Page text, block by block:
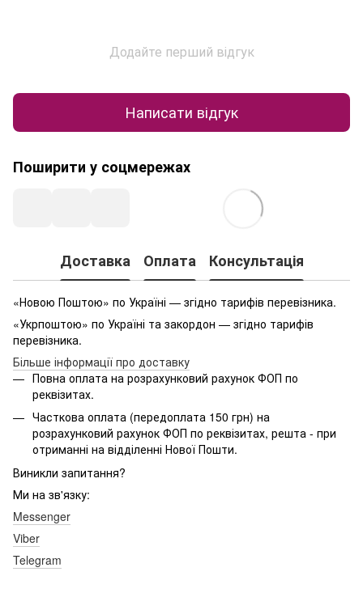
Додайте перший відгук
Написати відгук
Поширити у соцмережах
Доставка Оплата Консультація
«Новою Поштою» по Україні — згідно тарифів перевізника.
«Укрпоштою» по Україні та закордон — згідно тарифів
перевізника.
Більше інформації про доставку
Повна оплата на розрахунковий рахунок ФОП по
реквізитах.
Часткова оплата (передоплата 150 грн) на
розрахунковий рахунок ФОП по реквізитах, решта - при
отриманні на відділенні Нової Пошти.
Виникли запитання?
Ми на зв'язку:
Messenger
Viber
Telegram